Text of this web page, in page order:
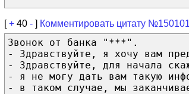
[+ 40 - ] Комментировать цитату №150101
Звонок от банка "***".
- Здравствуйте, я хочу вам
- Здравствуйте, для начала
- я не могу дать вам такую
- в таком случае, мы